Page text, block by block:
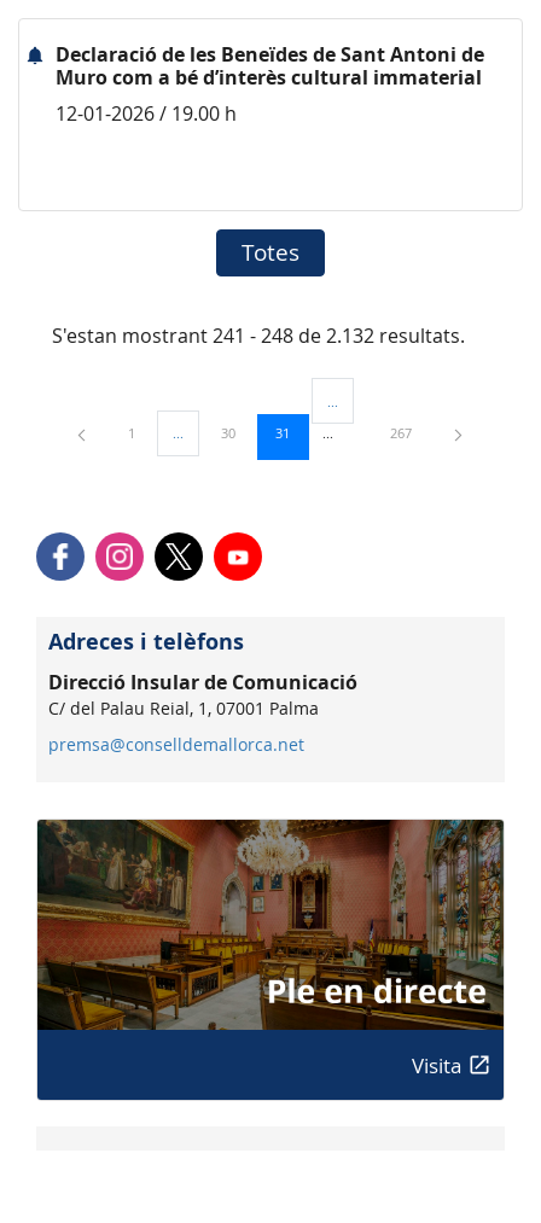
Declaració de les Beneïdes de Sant Antoni de
Muro com a bé d’interès cultural immaterial
12-01-2026 / 19.00 h
Totes
S'estan mostrant 241 - 248 de 2.132 resultats.
Pàgina
1 ...Pàgines intermèdies Utilitzeu TAB per navegar.
Pàgina
30 Pàgina
31
Pàgines intermèdies Utilitzeu
Pàgina
267
Adreces i telèfons
Direcció Insular de Comunicació
C/ del Palau Reial, 1, 07001 Palma
premsa@conselldemallorca.net
Visita